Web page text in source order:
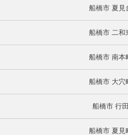
船橋市 夏見
船橋市 二和
船橋市 南本
船橋市 大穴
船橋市 行田
船橋市 夏見